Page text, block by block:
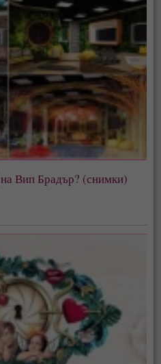
на Вип Брадър? (снимки)